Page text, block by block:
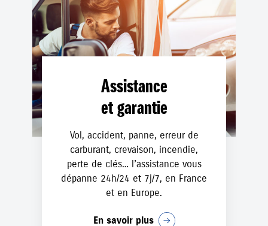
Assistance
et garantie
Vol, accident, panne, erreur de
carburant, crevaison, incendie,
perte de clés… l’assistance vous
dépanne 24h/24 et 7j/7, en France
et en Europe.
En savoir plus